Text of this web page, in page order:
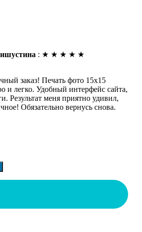
: ★ ★ ★ ★ ★
заказ! Печать фото 15х15
и легко. Удобный интерфейс сайта,
Результат меня приятно удивил,
Обязательно вернусь снова.